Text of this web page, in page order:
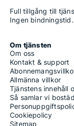
Full tillgång till
Ingen bindningstid.
Om tjänsten
Om oss
Kontakt & support
Allmänna villkor
Tjänstens innehåll
Så samlar vi
Cookiepolicy
Sitemap